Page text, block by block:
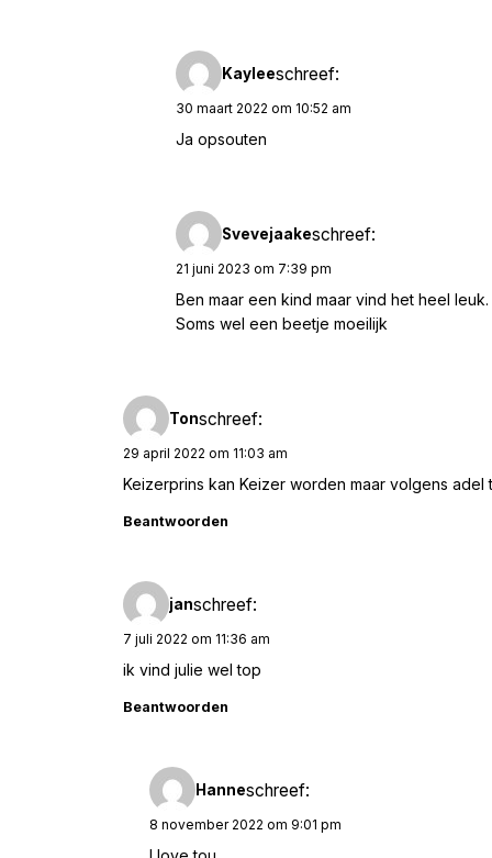
Kayleeschreef:
30 maart 2022 om 10:52 am
Ja opsouten
Svevejaakeschreef:
21 juni 2023 om 7:39 pm
Ben maar een kind maar vind het heel leuk.
Soms wel een beetje moeilijk
Tonschreef:
29 april 2022 om 11:03 am
Keizerprins kan Keizer worden maar volgens
Beantwoorden
janschreef:
7 juli 2022 om 11:36 am
ik vind julie wel top
Beantwoorden
Hanneschreef:
8 november 2022 om 9:01 pm